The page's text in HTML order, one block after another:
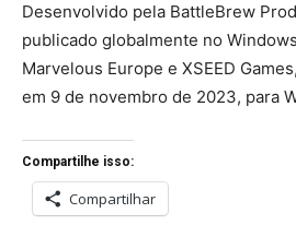
Desenvolvido pela BattleBrew
publicado globalmente no
Marvelous Europe e XSEED Games,
em 9 de novembro de 2023, para
Compartilhe isso:
Compartilhar